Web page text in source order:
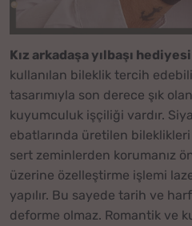
Kız arkadaşa yılbaşı hediyesi
kullanılan bileklik tercih
tasarımıyla son derece şık
kuyumculuk işçiliği vardır.
ebatlarında üretilen
sert zeminlerden korumanız
üzerine özelleştirme işlemi
yapılır. Bu sayede tarih ve
deforme olmaz. Romantik ve